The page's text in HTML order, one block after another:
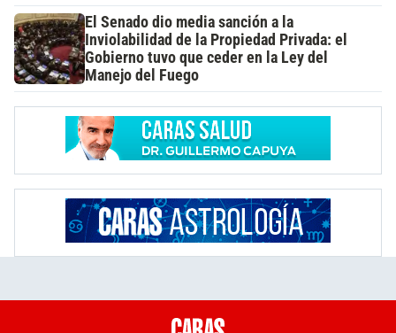
El Senado dio media sanción a la
Inviolabilidad de la Propiedad Privada: el
Gobierno tuvo que ceder en la Ley del
Manejo del Fuego